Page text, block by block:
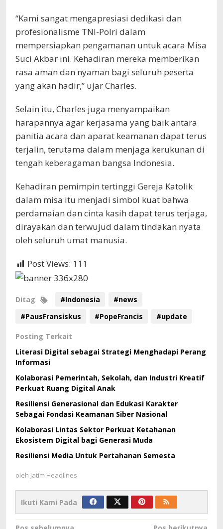
“Kami sangat mengapresiasi dedikasi dan
profesionalisme TNI-Polri dalam
mempersiapkan pengamanan untuk acara Misa
Suci Akbar ini. Kehadiran mereka memberikan
rasa aman dan nyaman bagi seluruh peserta
yang akan hadir,” ujar Charles.
Selain itu, Charles juga menyampaikan
harapannya agar kerjasama yang baik antara
panitia acara dan aparat keamanan dapat terus
terjalin, terutama dalam menjaga kerukunan di
tengah keberagaman bangsa Indonesia.
Kehadiran pemimpin tertinggi Gereja Katolik
dalam misa itu menjadi simbol kuat bahwa
perdamaian dan cinta kasih dapat terus terjaga,
dirayakan dan terwujud dalam tindakan nyata
oleh seluruh umat manusia.
Post Views: 111
Ditag #Indonesia
#news
#PausFransiskus
#PopeFrancis #update
Posting Terkait
Literasi Digital sebagai Strategi Menghadapi Perang
Informasi
Kolaborasi Pemerintah, Sekolah, dan Industri Kreatif
Perkuat Ruang Digital Anak
Resiliensi Generasional dan Edukasi Karakter
Sebagai Fondasi Keamanan Siber Nasional
Kolaborasi Lintas Sektor Perkuat Ketahanan
Ekosistem Digital bagi Generasi Muda
Resiliensi Media Untuk Pertahanan Semesta
oleh Jatim Headlines
Ikuti Kami Pada